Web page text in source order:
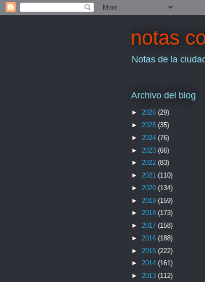
notas
Notas de la
Archivo del blog
► 2026 (29)
► 2025 (35)
► 2024 (76)
► 2023 (66)
► 2022 (83)
► 2021 (110)
► 2020 (134)
► 2019 (159)
► 2018 (173)
► 2017 (158)
► 2016 (188)
► 2015 (222)
► 2014 (161)
► 2013 (112)